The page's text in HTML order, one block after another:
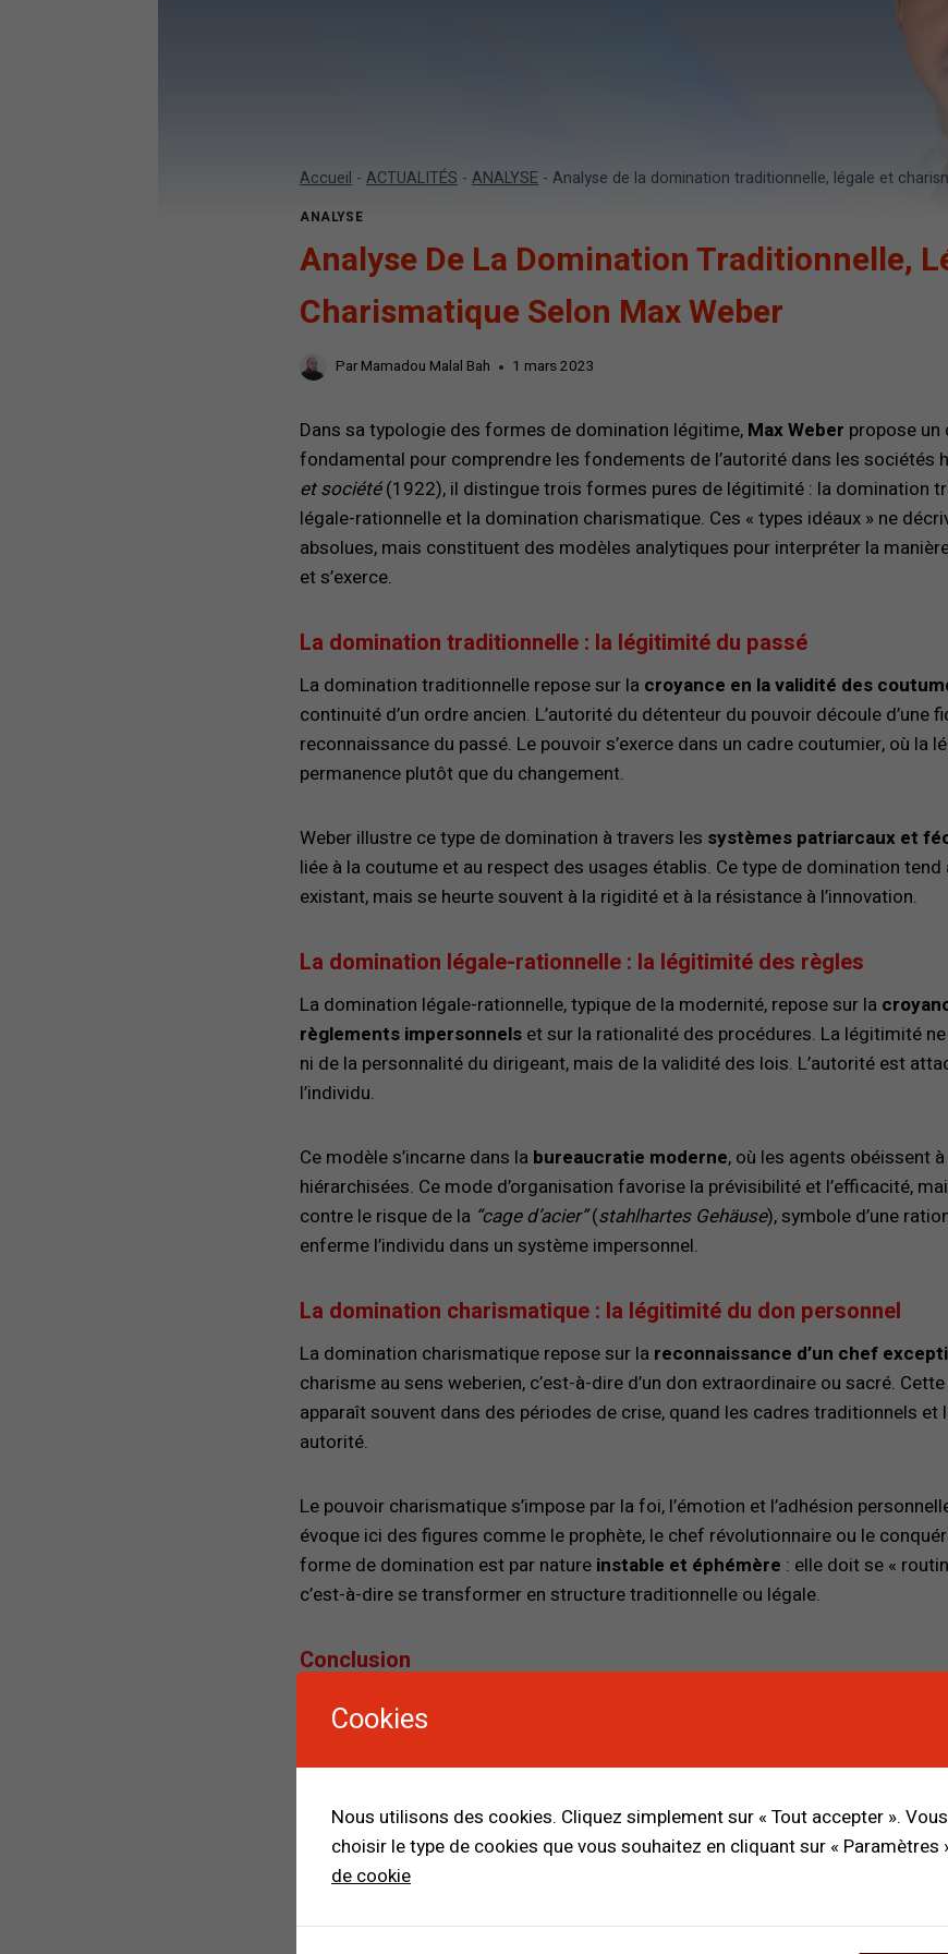
Accueil - ACTUALITÉS - ANALYSE - Analyse de la domination traditionnelle, légale et
ANALYSE
Analyse De La Domination Traditionnelle,
Charismatique Selon Max Weber
Par Mamadou Malal Bah 1 mars 2023
Dans sa typologie des formes de domination légitime, Max Weber propose un
fondamental pour comprendre les fondements de l’autorité dans les sociétés
et société(1922), il distingue trois formes pures de légitimité : la domination
légale-rationnelle et la domination charismatique. Ces « types idéaux » ne
absolues, mais constituent des modèles analytiques pour interpréter la
et s’exerce.
La domination traditionnelle : la légitimité du passé
La domination traditionnelle repose sur la croyance en la validité des
continuité d’un ordre ancien. L’autorité du détenteur du pouvoir découle d’une
reconnaissance du passé. Le pouvoir s’exerce dans un cadre coutumier, où la
permanence plutôt que du changement.
Weber illustre ce type de domination à travers les systèmes patriarcaux et
liée à la coutume et au respect des usages établis. Ce type de domination tend
existant, mais se heurte souvent à la rigidité et à la résistance à l’innovation.
La domination légale-rationnelle : la légitimité des règles
La domination légale-rationnelle, typique de la modernité, repose sur la
règlements impersonnels et sur la rationalité des procédures. La légitimité
ni de la personnalité du dirigeant, mais de la validité des lois. L’autorité est
l’individu.
Ce modèle s’incarne dans la bureaucratie moderne, où les agents obéissent
hiérarchisées. Ce mode d’organisation favorise la prévisibilité et l’efficacité,
contre le risque de la “cage d’acier”(stahlhartes Gehäuse), symbole d’une
enferme l’individu dans un système impersonnel.
La domination charismatique : la légitimité du don personnel
La domination charismatique repose sur la reconnaissance d’un chef
charisme au sens weberien, c’est-à-dire d’un don extraordinaire ou sacré.
apparaît souvent dans des périodes de crise, quand les cadres traditionnels et
autorité.
Le pouvoir charismatique s’impose par la foi, l’émotion et l’adhésion
évoque ici des figures comme le prophète, le chef révolutionnaire ou le
forme de domination est par nature instable et éphémère : elle doit se «
c’est-à-dire se transformer en structure traditionnelle ou légale.
Conclusion
Les trois formes de domination selon Weber constituent un outil d’analyse
légitimité politique. Elles ne sont jamais pures dans la réalité, mais se
historiques et culturels. La modernité, en valorisant la rationalité légale, tend à
de la légitimité, où les sociétés oscillent entre bureaucratie, tradition et
charismatique.
Cookies
Nous utilisons des cookies. Cliquez simplement sur « Tout accepter ».
choisir le type de cookies que vous souhaitez en cliquant sur « Paramètres
de cookie